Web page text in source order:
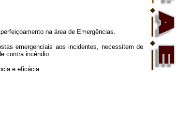
na área de Emergências.
emergenciais aos incidentes, necessitem de
contra incêndio.
e eficácia.